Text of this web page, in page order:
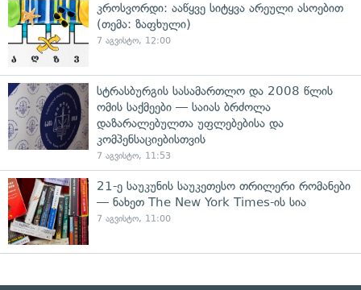
კროსვორდი: ააწყვე სიტყვა არეული ასოებით
(თემა: ზაფხული)
7 აგვისტო, 12:00
სტრასბურგის სასამართლო და 2008 წლის
ომის საქმეები — საიას ბრძოლა
დაზარალებულთა უფლებებისა და
კომპენსაციებისთვის
7 აგვისტო, 11:53
21-ე საუკუნის საუკეთესო თრილერი რომანები
— ნახეთ The New York Times-ის სია
7 აგვისტო, 11:00